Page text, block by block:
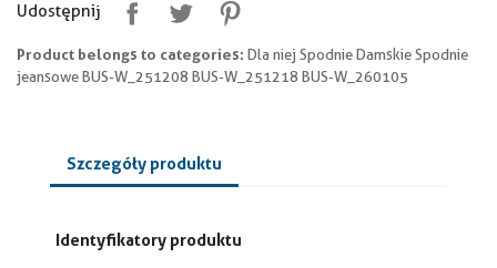
Udostępnij
Product belongs to categories: Dla niej Spodnie Damskie Spodnie
jeansowe BUS-W_251208 BUS-W_251218 BUS-W_260105
Szczegóły produktu
Identyfikatory produktu